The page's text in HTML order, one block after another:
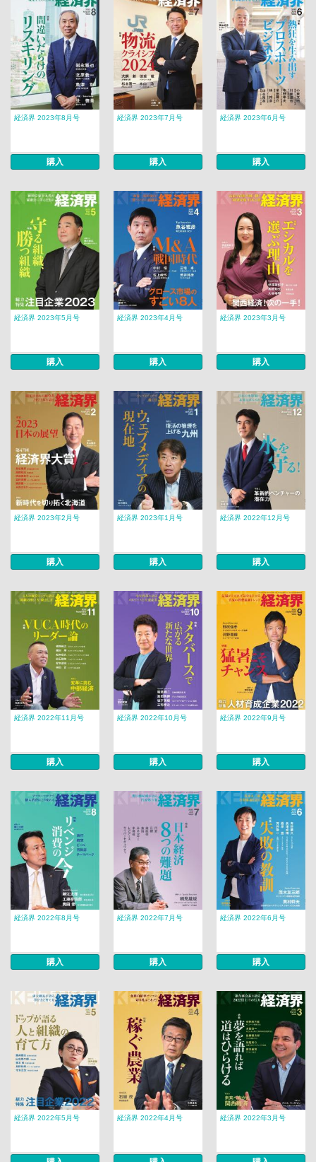
経済界 2023年8月号
購入
経済界 2023年7月号
購入
経済界 2023年6月号
購入
経済界 2023年5月号
購入
経済界 2023年4月号
購入
経済界 2023年3月号
購入
経済界 2023年2月号
購入
経済界 2023年1月号
購入
経済界 2022年12月号
購入
経済界 2022年11月号
購入
経済界 2022年10月号
購入
経済界 2022年9月号
購入
経済界 2022年8月号
購入
経済界 2022年7月号
購入
経済界 2022年6月号
購入
経済界 2022年5月号 経済界 2022年4月号 経済界 2022年3月号